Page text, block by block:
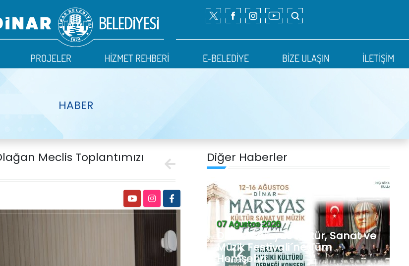
PROJELER HİZMET REHBERİ E-BELEDİYE BİZE ULAŞIN İLETİŞİM
HABER
Meclis Toplantımızı
Diğer Haberler
07 Ağustos 2026
Dinar Marsyas Kültür, Sanat ve
Müzik Festivali´ne Tüm
Hemşehri